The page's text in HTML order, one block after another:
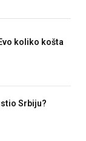
koliko košta
Srbiju?